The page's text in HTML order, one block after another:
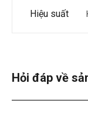
Hiệu suất
Hỏi đáp về